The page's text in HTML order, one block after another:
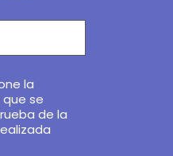
la
se
de la